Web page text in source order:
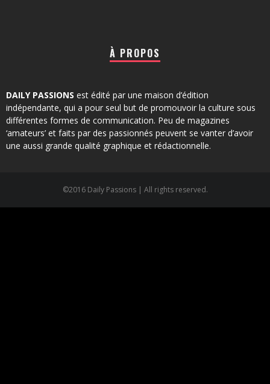
À PROPOS
DAILY PASSIONS est édité par une maison d’édition
indépendante, qui a pour seul but de promouvoir la culture sous
différentes formes de communication. Peu de magazines
‘amateurs’ et faits par des passionnés peuvent se vanter d’avoir
une aussi grande qualité graphique et rédactionnelle.
©2016 Daily Passions | All rights reserved.